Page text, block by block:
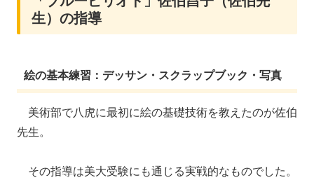
生）の指導
絵の基本練習：デッサン・スクラップブック・写真
美術部で八虎に最初に絵の基礎技術を教えたのが佐伯
先生。
その指導は美大受験にも通じる実戦的なものでした。